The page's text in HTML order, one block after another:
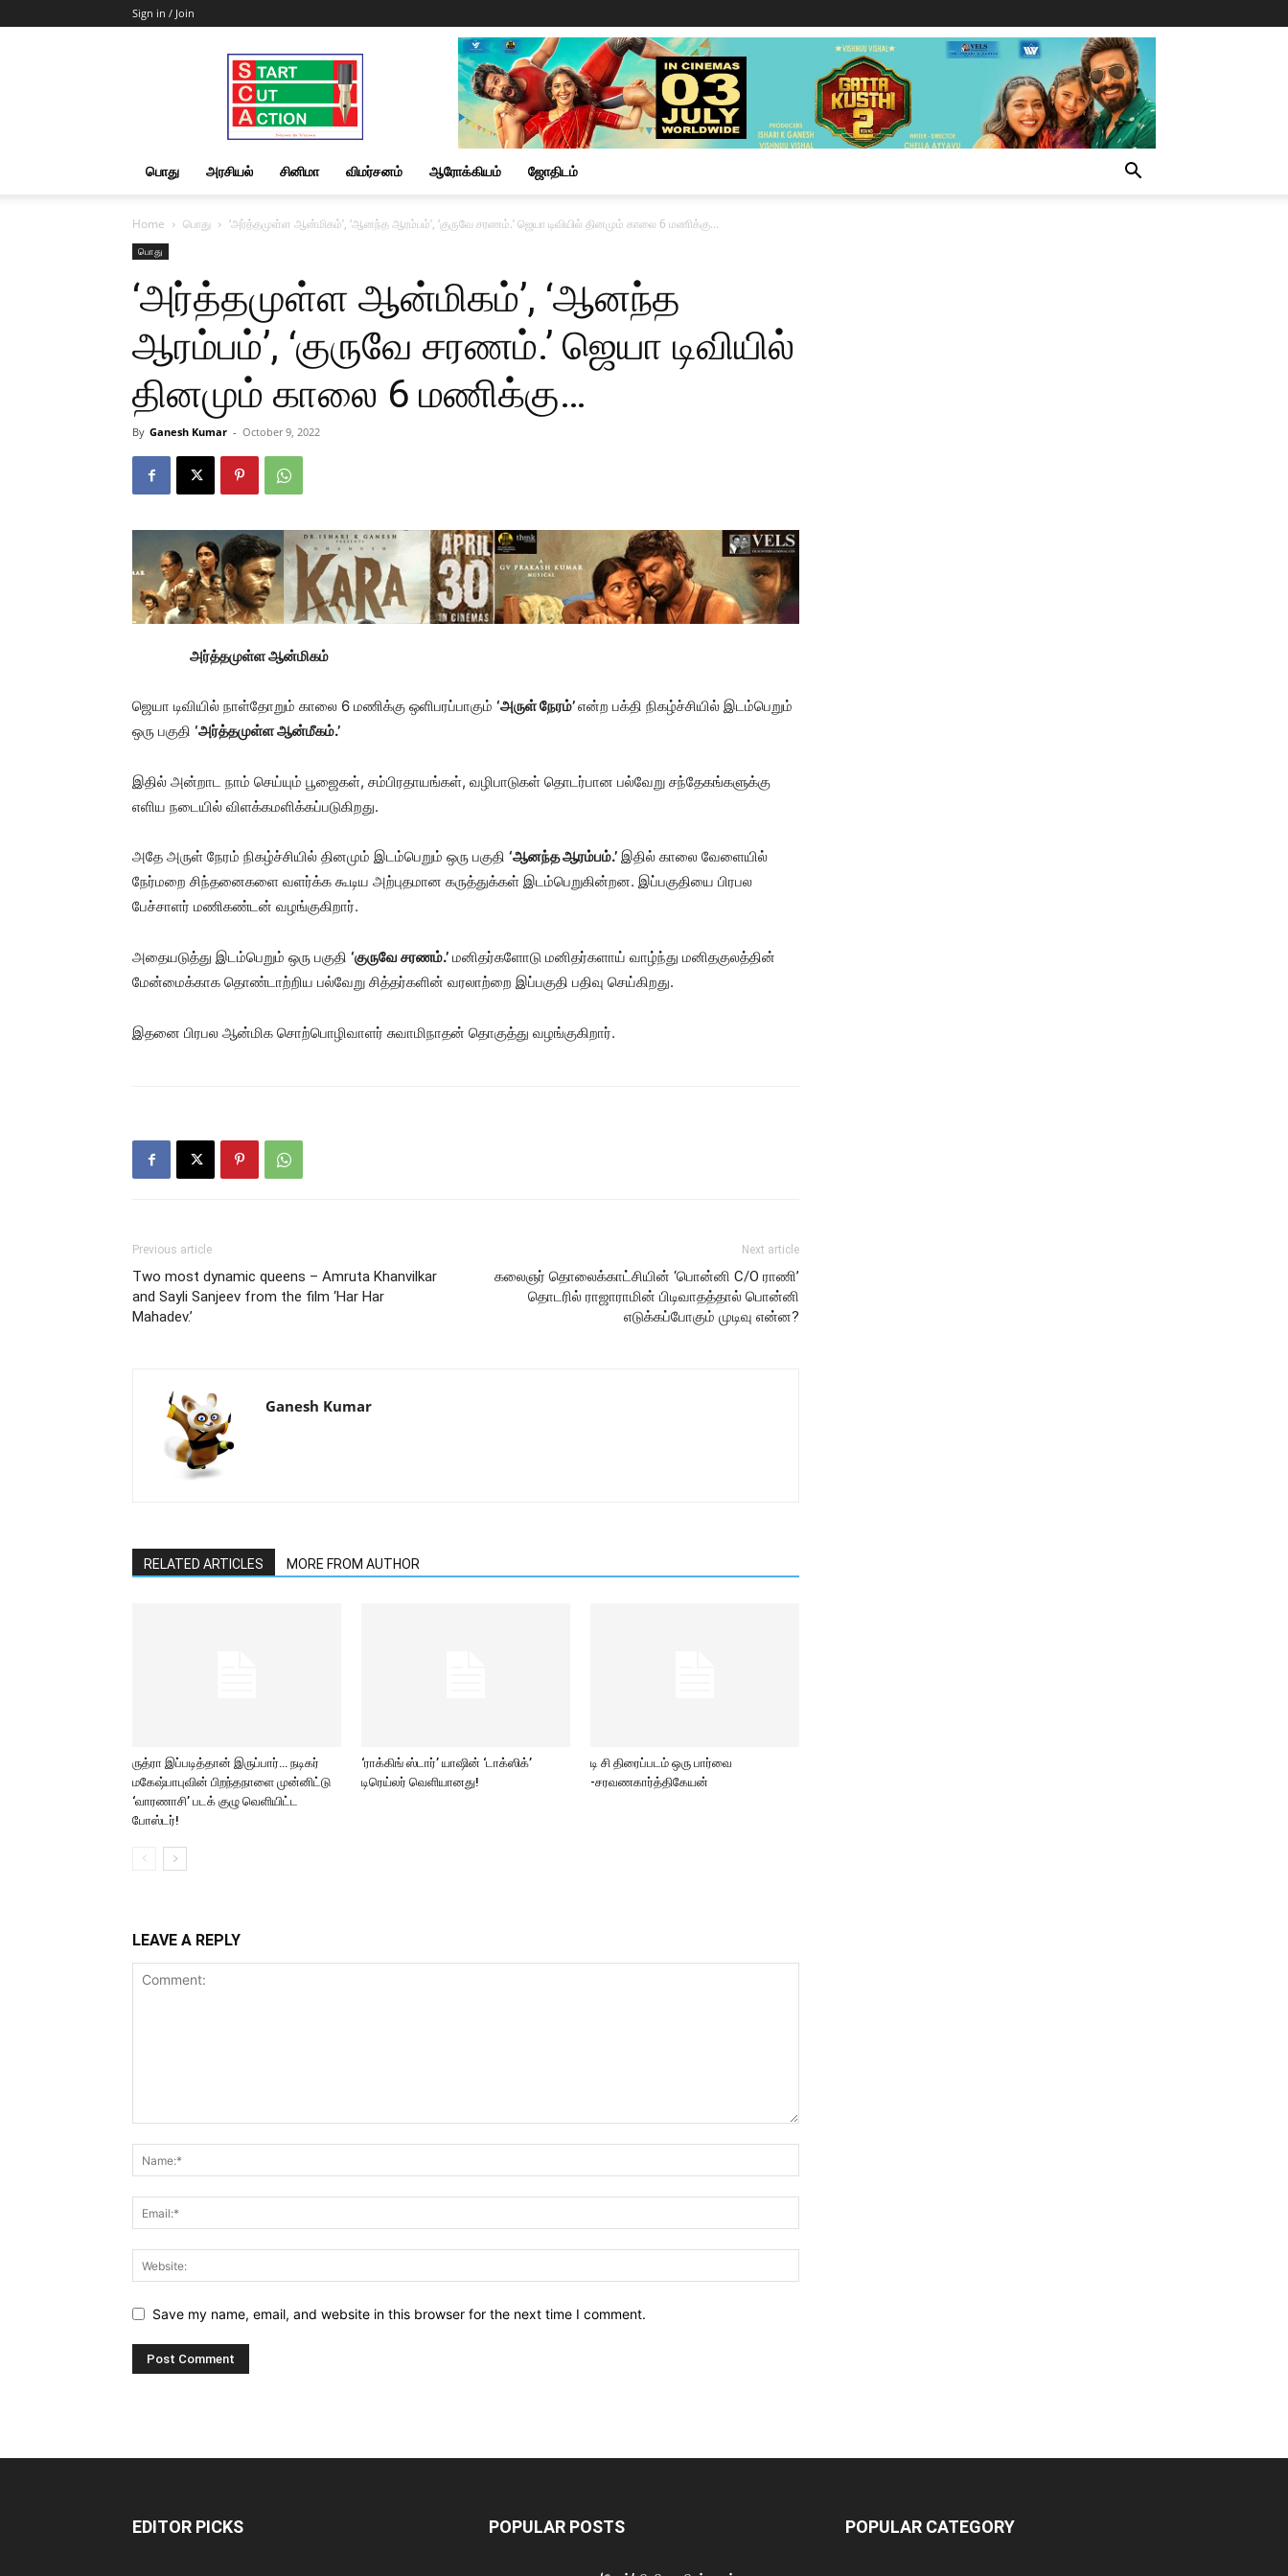
Sign in / Join
Start
Cut
Action
|
News
&
பொது அரசியல் சினிமா விமர்சனம் ஆரோக்கியம் ஜோதிடம்
Home பொது ‘அர்த்தமுள்ள ஆன்மிகம்’, ‘ஆனந்த ஆரம்பம்’, ‘குருவே சரணம்.’ ஜெயா டிவியில் தினமும் காலை 6 மணிக்கு…
பொது
‘அர்த்தமுள்ள ஆன்மிகம்’, ‘ஆனந்த
ஆரம்பம்’, ‘குருவே சரணம்.’ ஜெயா டிவியில்
தினமும் காலை 6 மணிக்கு…
By Ganesh Kumar - October 9, 2022
அர்த்தமுள்ள ஆன்மிகம்
ஜெயா டிவியில் நாள்தோறும் காலை 6 மணிக்கு ஒளிபரப்பாகும் ‘அருள் நேரம்’என்ற பக்தி நிகழ்ச்சியில் இடம்பெறும்
ஒரு பகுதி ‘அர்த்தமுள்ள ஆன்மீகம்.’
இதில் அன்றாட நாம் செய்யும் பூஜைகள், சம்பிரதாயங்கள், வழிபாடுகள் தொடர்பான பல்வேறு சந்தேகங்களுக்கு
எளிய நடையில் விளக்கமளிக்கப்படுகிறது.
அதே அருள் நேரம் நிகழ்ச்சியில் தினமும் இடம்பெறும் ஒரு பகுதி ‘ஆனந்த ஆரம்பம்.’ இதில் காலை வேளையில்
நேர்மறை சிந்தனைகளை வளர்க்க கூடிய அற்புதமான கருத்துக்கள் இடம்பெறுகின்றன. இப்பகுதியை பிரபல
பேச்சாளர் மணிகண்டன் வழங்குகிறார்.
அதையடுத்து இடம்பெறும் ஒரு பகுதி ‘குருவே சரணம்.’ மனிதர்களோடு மனிதர்களாய் வாழ்ந்து மனிதகுலத்தின்
மேன்மைக்காக தொண்டாற்றிய பல்வேறு சித்தர்களின் வரலாற்றை இப்பகுதி பதிவு செய்கிறது.
இதனை பிரபல ஆன்மிக சொற்பொழிவாளர் சுவாமிநாதன் தொகுத்து வழங்குகிறார்.
Previous article
Two most dynamic queens – Amruta Khanvilkar
and Sayli Sanjeev from the film ‘Har Har
Mahadev.’
Next article
கலைஞர் தொலைக்காட்சியின் ‘பொன்னி C/O ராணி’
தொடரில் ராஜாராமின் பிடிவாதத்தால் பொன்னி
எடுக்கப்போகும் முடிவு என்ன?
Ganesh Kumar
RELATED ARTICLES MORE FROM AUTHOR
ருத்ரா இப்படித்தான் இருப்பார்… நடிகர்
மகேஷ்பாபுவின் பிறந்தநாளை முன்னிட்டு
‘வாரணாசி’ படக் குழு வெளியிட்ட
போஸ்டர்!
‘ராக்கிங் ஸ்டார்’ யாஷின் ‘டாக்ஸிக்’
டிரெய்லர் வெளியானது!
டி சி திரைப்படம் ஒரு பார்வை
-சரவணகார்த்திகேயன்
LEAVE A REPLY
Save my name, email, and website in this browser for the next time I comment.
EDITOR PICKS POPULAR POSTS POPULAR CATEGORY